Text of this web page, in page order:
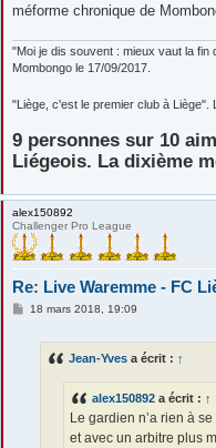
méforme chronique de
"Moi je dis souvent : mieux vaut la
Mombongo le 17/09/2017.
"Liège, c'est le premier club à Liège".
9 personnes sur 10
Liégeois. La dixième
alex150892
Challenger Pro League
Re: Live Waremme - FC
M18 mars 2018, 19:09
Jean-Yves a écrit : ↑
alex150892 a écrit : ↑
Le gardien n’a rien à
et avec un arbitre plus